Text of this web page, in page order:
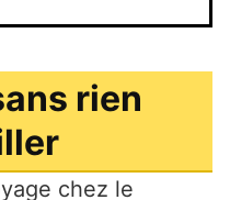
rien
chez le